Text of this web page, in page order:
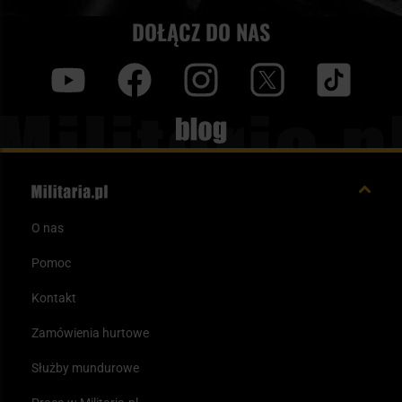
DOŁĄCZ DO NAS
Blog
O nas
Pomoc
Kontakt
Zamówienia hurtowe
Służby mundurowe